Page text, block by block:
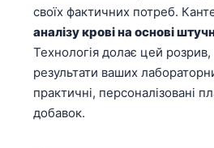
своїх фактичних потреб.
аналізу крові на основі
Технологія долає цей
результати ваших
практичні, персоналізовані
добавок.